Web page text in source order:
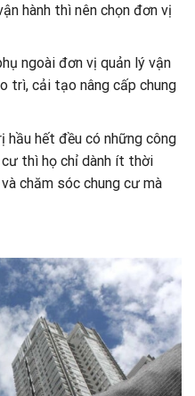
hành thì nên chọn đơn vị
ngoài đơn vị quản lý vận
trì, cải tạo nâng cấp chung
hầu hết đều có những công
cư thì họ chỉ dành ít thời
chăm sóc chung cư mà